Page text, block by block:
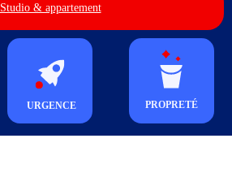
Studio & appartement